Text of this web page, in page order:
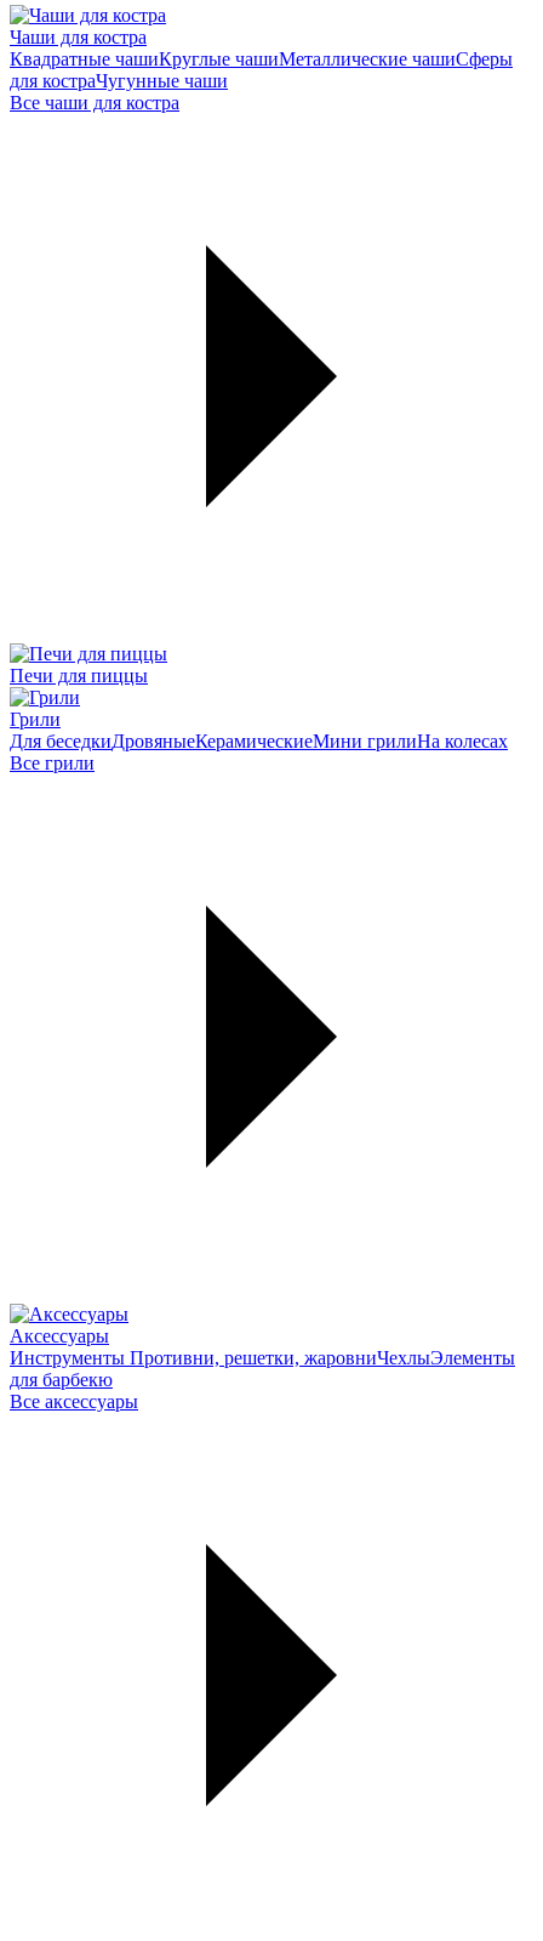
Чаши для костра
Квадратные чашиКруглые чашиМеталлические чашиСферы
для костраЧугунные чаши
Все чаши для костра
Печи для пиццы
Грили
Для беседкиДровяныеКерамическиеМини грилиНа колесах
Все грили
Аксессуары
Инструменты Противни, решетки, жаровниЧехлыЭлементы
для барбекю
Все аксессуары